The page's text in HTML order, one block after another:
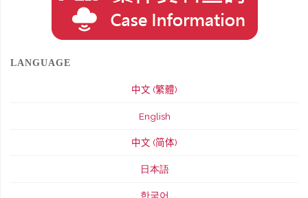
LANGUAGE
中文 (繁體)
English
中文 (简体)
日本語
한국어